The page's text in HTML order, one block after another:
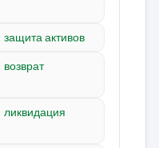
защита активов
ликвидация